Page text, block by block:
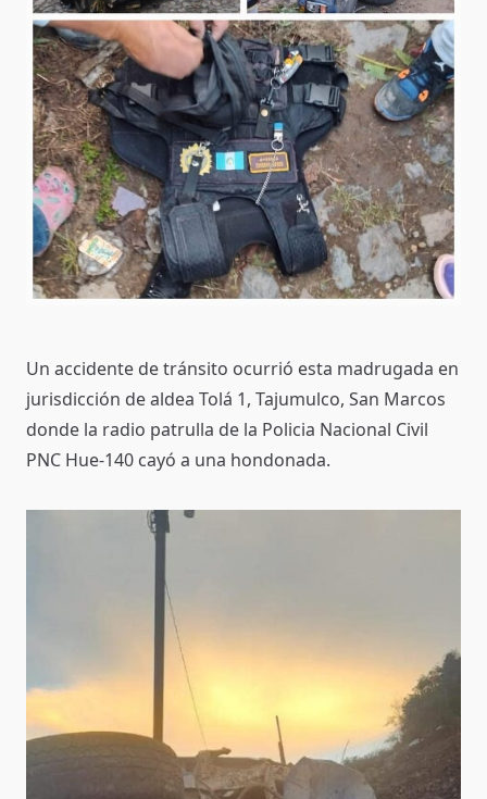
Un accidente de tránsito ocurrió esta madrugada en
jurisdicción de aldea Tolá 1, Tajumulco, San Marcos
donde la radio patrulla de la Policia Nacional Civil
PNC Hue-140 cayó a una hondonada.